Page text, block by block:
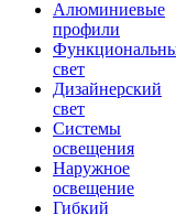
Алюминиевые
профили
свет
Дизайнерский
свет
Системы
освещения
Наружное
освещение
Гибкий